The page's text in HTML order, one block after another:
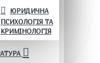
ЮРИДИЧНА
ПСИХОЛОГІЯ ТА
КРИМІНОЛОГІЯ